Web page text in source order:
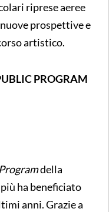
riprese aeree
prospettive e
artistico.
PROGRAM
della
ha beneficiato
anni. Grazie a